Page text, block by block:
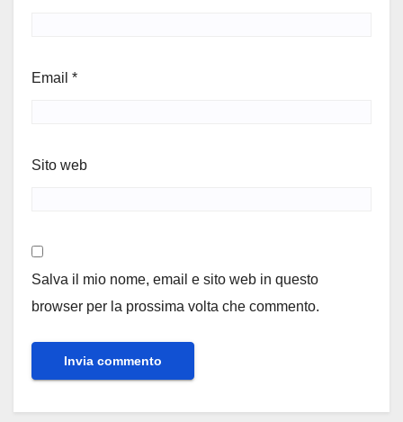
Email *
Sito web
Salva il mio nome, email e sito web in questo
browser per la prossima volta che commento.